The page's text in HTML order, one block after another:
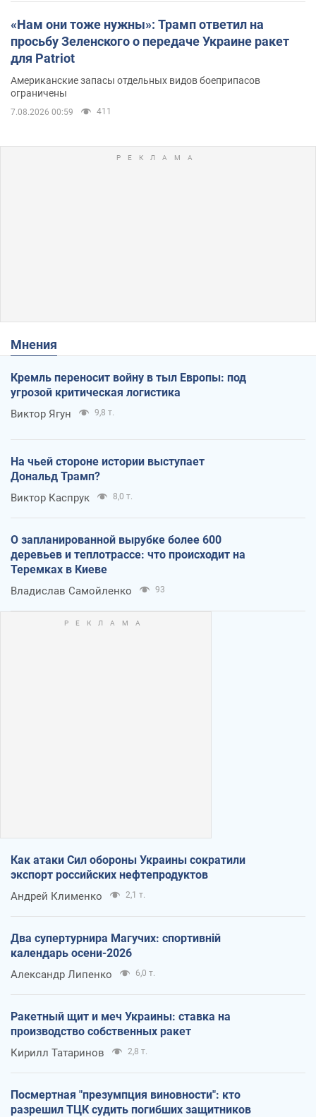
«Нам они тоже нужны»: Трамп ответил на
просьбу Зеленского о передаче Украине ракет
для Patriot
Американские запасы отдельных видов боеприпасов
ограничены
7.08.2026 00:59 411
Мнения
Кремль переносит войну в тыл Европы: под
угрозой критическая логистика
Виктор Ягун 9,8 т.
На чьей стороне истории выступает
Дональд Трамп?
Виктор Каспрук 8,0 т.
О запланированной вырубке более 600
деревьев и теплотрассе: что происходит на
Теремках в Киеве
Владислав Самойленко 93
Как атаки Сил обороны Украины сократили
экспорт российских нефтепродуктов
Андрей Клименко 2,1 т.
Два супертурнира Магучих: спортивній
календарь осени-2026
Александр Липенко 6,0 т.
Ракетный щит и меч Украины: ставка на
производство собственных ракет
Кирилл Татаринов 2,8 т.
Посмертная "презумпция виновности": кто
разрешил ТЦК судить погибших защитников